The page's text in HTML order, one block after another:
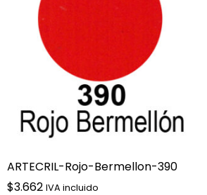
ARTECRIL-Rojo-Bermellon-390
$3.662 IVA incluido